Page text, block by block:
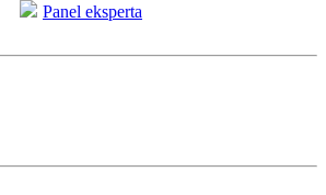
Panel eksperta